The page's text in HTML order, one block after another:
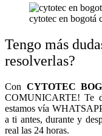
cytotec en bogotá
Tengo más
resolverlas?
Con CYTOTEC
COMUNICARTE! Te
estamos vía
a ti antes, durante y
real las 24 horas.